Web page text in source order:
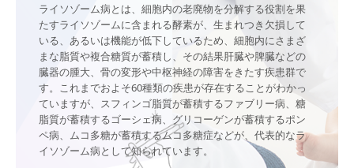
インタビュー
ライソゾーム病とは、細胞内の老廃物を分解する役割を果
たすライソゾームに含まれる酵素が、生まれつき欠損して
いる、あるいは機能が低下しているため、細胞内にさまざ
まな脂質や複合糖質が蓄積し、その結果肝臓や脾臓などの
臓器の腫大、骨の変形や中枢神経の障害をきたす疾患群で
す。これまでおよそ60種類の疾患が存在することがわかっ
ていますが、スフィンゴ脂質が蓄積するファブリー病、糖
脂質が蓄積するゴーシェ病、グリコーゲンが蓄積するポン
ペ病、ムコ多糖が蓄積するムコ多糖症などが、代表的なラ
イソゾーム病として知られています。